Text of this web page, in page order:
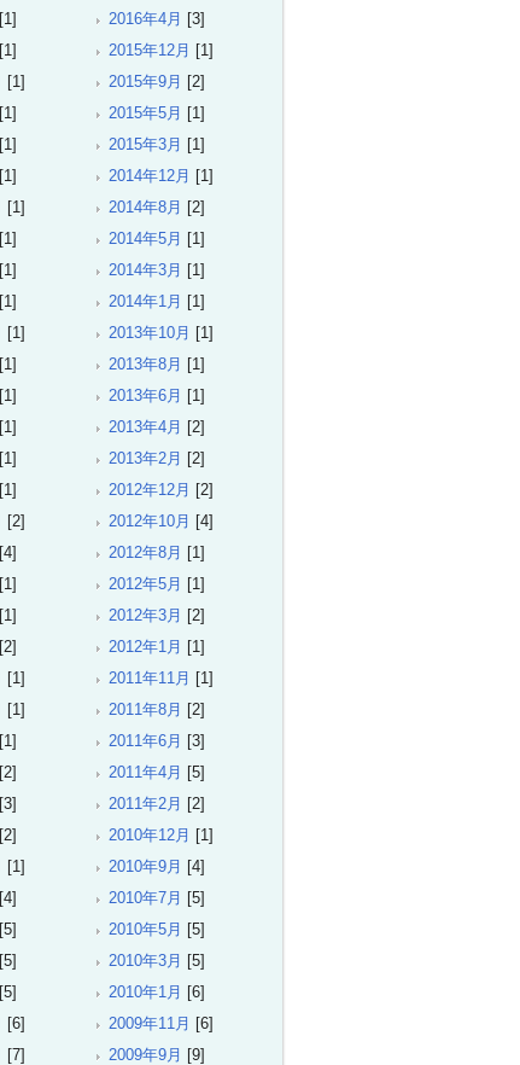
[1] 2016年4月
[3]
[1] 2015年12月
[1]
[1] 2015年9月
[2]
[1] 2015年5月
[1]
[1] 2015年3月
[1]
[1] 2014年12月
[1]
[1] 2014年8月
[2]
[1] 2014年5月
[1]
[1] 2014年3月
[1]
[1] 2014年1月
[1]
[1] 2013年10月
[1]
[1] 2013年8月
[1]
[1] 2013年6月
[1]
[1] 2013年4月
[2]
[1] 2013年2月
[2]
[1] 2012年12月
[2]
[2] 2012年10月
[4]
[4] 2012年8月
[1]
[1] 2012年5月
[1]
[1] 2012年3月
[2]
[2] 2012年1月
[1]
[1] 2011年11月
[1]
[1] 2011年8月
[2]
[1] 2011年6月
[3]
[2] 2011年4月
[5]
[3] 2011年2月
[2]
[2] 2010年12月
[1]
[1] 2010年9月
[4]
[4] 2010年7月
[5]
[5] 2010年5月
[5]
[5] 2010年3月
[5]
[5] 2010年1月
[6]
[6] 2009年11月
[6]
[7] 2009年9月 [9]